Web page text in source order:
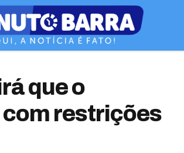
que o
restrições